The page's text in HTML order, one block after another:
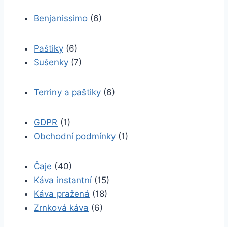
Benjanissimo (6)
Paštiky (6)
Sušenky (7)
Terriny a paštiky (6)
GDPR (1)
Obchodní podmínky (1)
Čaje (40)
Káva instantní (15)
Káva pražená (18)
Zrnková káva (6)